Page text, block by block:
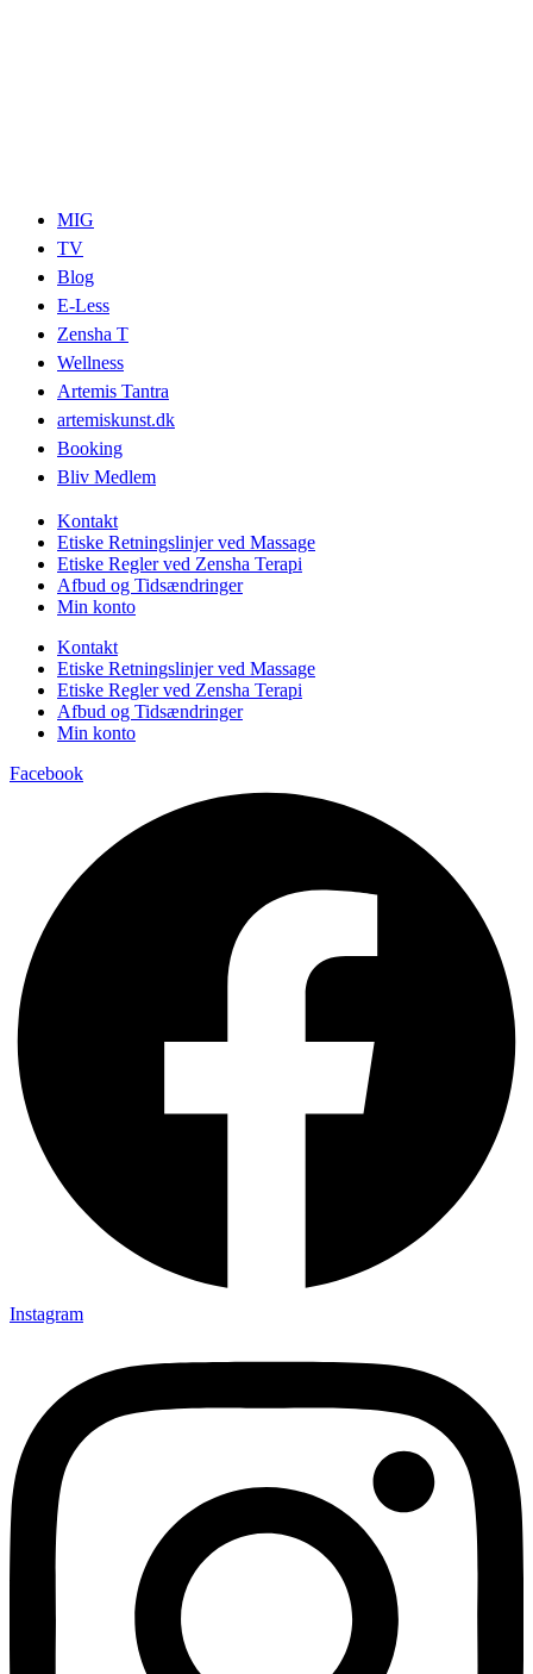
MIG
TV
Blog
E-Less
Zensha T
Wellness
Artemis Tantra
artemiskunst.dk
Booking
Bliv Medlem
Kontakt
Etiske Retningslinjer ved Massage
Etiske Regler ved Zensha Terapi
Afbud og Tidsændringer
Min konto
Kontakt
Etiske Retningslinjer ved Massage
Etiske Regler ved Zensha Terapi
Afbud og Tidsændringer
Min konto
Facebook
Instagram